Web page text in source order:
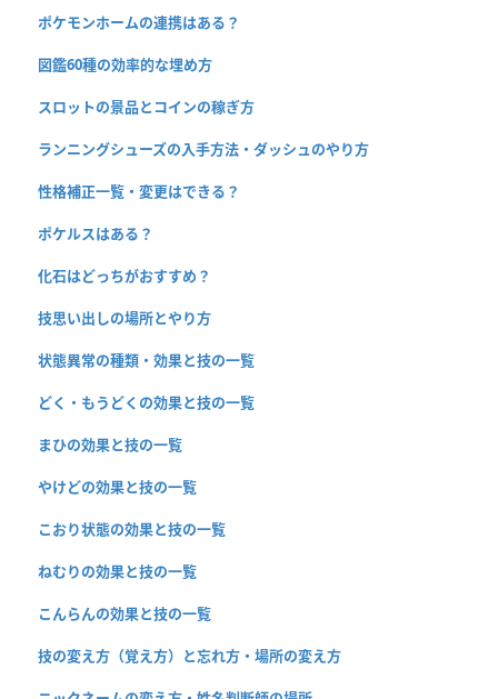
ポケモンホームの連携はある？
図鑑60種の効率的な埋め方
スロットの景品とコインの稼ぎ方
ランニングシューズの入手方法・ダッシュのやり方
性格補正一覧・変更はできる？
ポケルスはある？
化石はどっちがおすすめ？
技思い出しの場所とやり方
状態異常の種類・効果と技の一覧
どく・もうどくの効果と技の一覧
まひの効果と技の一覧
やけどの効果と技の一覧
こおり状態の効果と技の一覧
ねむりの効果と技の一覧
こんらんの効果と技の一覧
技の変え方（覚え方）と忘れ方・場所の変え方